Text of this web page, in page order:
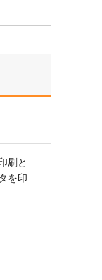
刷と
を印